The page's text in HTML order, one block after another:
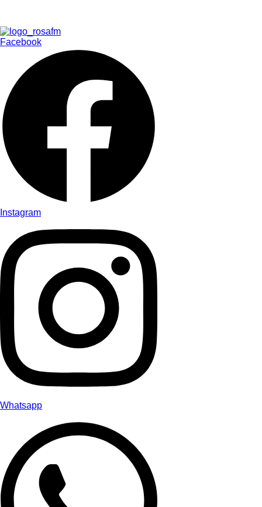
Facebook
Instagram
Whatsapp